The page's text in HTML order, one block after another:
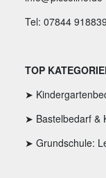
Tel: 07844
TOP
➤
➤ Bastelbedarf &
➤ Grundschule: